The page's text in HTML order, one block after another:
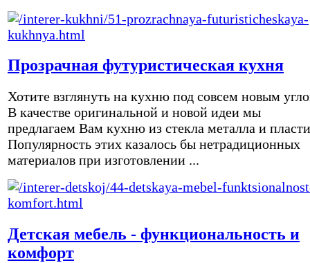
Прозрачная футуристическая кухня
Хотите взглянуть на кухню под совсем новым
В качестве оригинальной и новой идеи мы
предлагаем Вам кухню из стекла металла и
Популярность этих казалось бы нетрадиционных
материалов при изготовлении ...
Детская мебель - функциональность и
комфорт